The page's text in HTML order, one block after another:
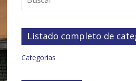
Listado completo de
Categorías